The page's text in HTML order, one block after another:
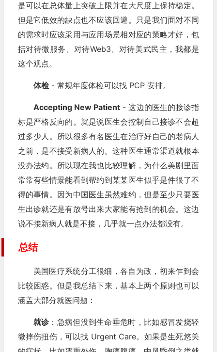
是可以在总体量上突破上限并在大尺度上保持稳定。
但是它低效的缺点也不应该回避。只是我们面对不同
的需求时应该采用与应用场景相对应的策略才好，包
括对待微服务、对待Web3、对待美式民主，我都是
这个观点。
体检- 常规年度体检可以找 PCP 安排。
Accepting New Patient - 这边的医生的接诊指
标是严格反向的。就是说医生会控制自己接诊不会超
过多少人。所以很多有名医生在治疗好自己的老病人
之前，是不接受新病人的。这种医生通常渠道就根本
没办法约。所以现在我也比较理解，为什么美剧里面
常常有些情景能看到帮约到某某医生似乎是件很了不
得的事情。因为中国医生虽然难约，但是至少只要医
生出诊就还是有放号出来大家能有抢到的机会。这边
说不接新病人就是不接，几乎就一点办法都没有。
总结
美国医疗系统分工很细，各自为政，初来乍到会
比较困惑。但是我总结下来，基本上两个原则也可以
涵盖大部分就医问题：
就诊：急病但没到生命垂危时，比如感冒发烧轻
微摔伤扭伤，可以找 Urgent Care。如果是生死悠关